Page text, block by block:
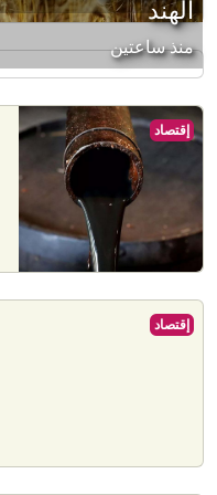
الهند
منذ ساعتين
إقتصاد
إقتصاد